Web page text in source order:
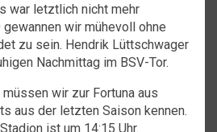
war letztlich nicht mehr
wir mühevoll ohne
zu sein. Hendrik Lüttschwager
Nachmittag im BSV-Tor.
wir zur Fortuna aus
aus der letzten Saison kennen.
ist um 14:15 Uhr.